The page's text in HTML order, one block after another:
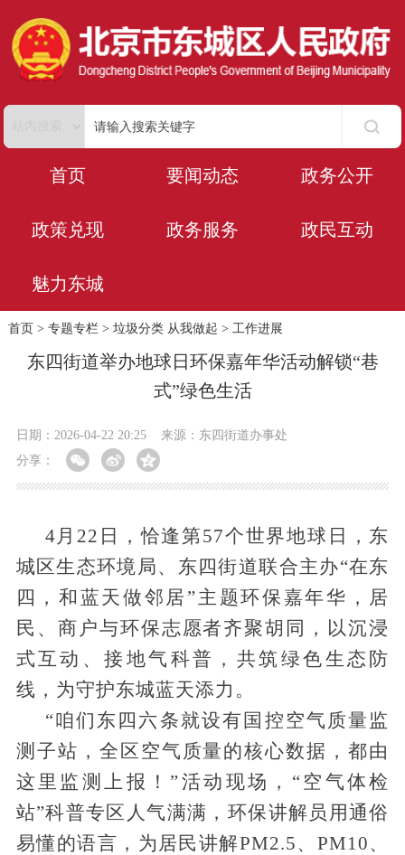
首页 要闻动态 政务公开
政策兑现 政务服务 政民互动
魅力东城
首页 > 专题专栏> 垃圾分类 从我做起 > 工作进展
东四街道举办地球日环保嘉年华活动解锁“巷
式”绿色生活
日期：2026-04-22 20:25
来源：东四街道办事处
分享：
4月22日，恰逢第57个世界地球日，东
城区生态环境局、东四街道联合主办“在东
四，和蓝天做邻居”主题环保嘉年华，居
民、商户与环保志愿者齐聚胡同，以沉浸
式互动、接地气科普，共筑绿色生态防
线，为守护东城蓝天添力。
“咱们东四六条就设有国控空气质量监
测子站，全区空气质量的核心数据，都由
这里监测上报！”活动现场，“空气体检
站”科普专区人气满满，环保讲解员用通俗
易懂的语言，为居民讲解PM2.5、PM10、